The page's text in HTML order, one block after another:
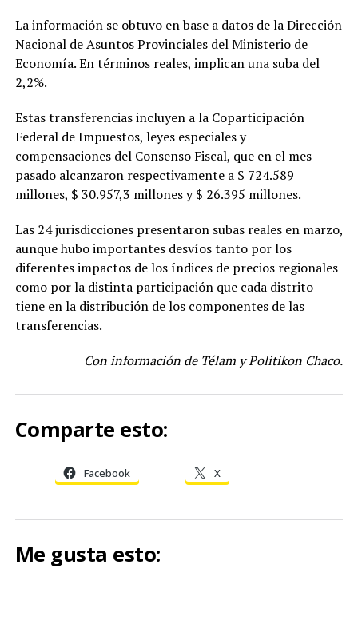
La información se obtuvo en base a datos de la Dirección
Nacional de Asuntos Provinciales del Ministerio de
Economía. En términos reales, implican una suba del
2,2%.
Estas transferencias incluyen a la Coparticipación
Federal de Impuestos, leyes especiales y
compensaciones del Consenso Fiscal, que en el mes
pasado alcanzaron respectivamente a $ 724.589
millones, $ 30.957,3 millones y $ 26.395 millones.
Las 24 jurisdicciones presentaron subas reales en marzo,
aunque hubo importantes desvíos tanto por los
diferentes impactos de los índices de precios regionales
como por la distinta participación que cada distrito
tiene en la distribución de los componentes de las
transferencias.
Con información de Télam y Politikon Chaco.
Comparte esto:
Facebook X
Me gusta esto: